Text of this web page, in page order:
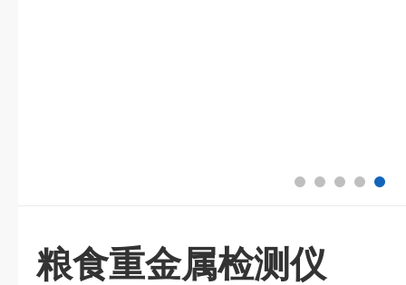
粮食重金属检测仪